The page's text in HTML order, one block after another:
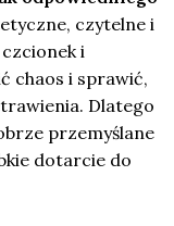
czytelne i
i
chaos i sprawić,
Dlatego
przemyślane
dotarcie do